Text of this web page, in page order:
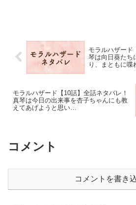
モラルハザード
琴は向日葵たち
り、まともに
モラルハザード【10話】全話ネタバレ！
真琴は今日の出来事を杏子ちゃんにも教
えてあげようと思い…
コメント
コメントを書き